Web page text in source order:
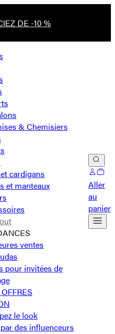
DE -10 %
& Chemisiers
cardigans
et manteaux
ventes
pour invitées de
le look
des influenceurs
Aller
au
panier